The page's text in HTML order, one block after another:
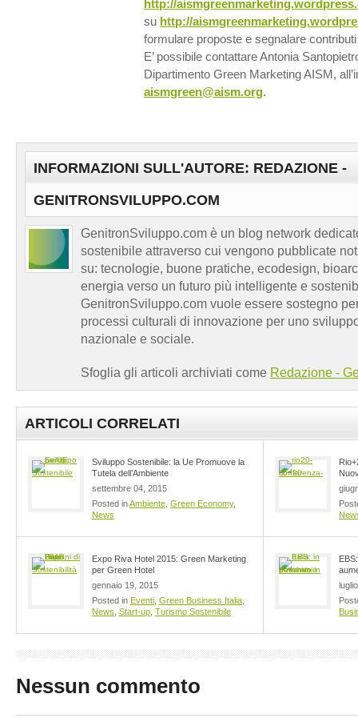
http://
su http://
formulare proposte e segnalare
E’ possibile contattare Antonia
Dipartimento Green Marketing AISM,
aismgreen@aism.org.
INFORMAZIONI SULL'AUTORE: REDAZIONE -
GENITRONSVILUPPO.COM
GenitronSviluppo.com è un blog network
sostenibile attraverso cui vengono pubblicate
su: tecnologie, buone pratiche, ecodesign,
energia verso un futuro più intelligente e
GenitronSviluppo.com vuole essere sostegno
processi culturali di innovazione per uno
nazionale e sociale.
Sfoglia gli articoli archiviati come Redazione -
ARTICOLI CORRELATI
Sviluppo Sostenibile: la Ue Promuove la
Tutela dell’Ambiente
settembre 04, 2015
Posted inAmbiente Green Economy,
News
Expo Riva Hotel 2015: Green Marketing
per Green Hotel
gennaio 19, 2015
Posted in Eventi Green Business Italia
News Start-up Turismo Sostenibile
Nessun commento